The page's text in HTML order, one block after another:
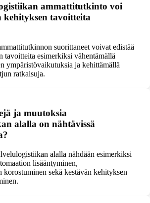
ammattitutkinto voi
kehityksen tavoitteita
suorittaneet voivat edistää
tavoitteita esimerkiksi vähentämällä
ympäristövaikutuksia ja kehittämällä
ratkaisuja.
ja muutoksia
alalla on nähtävissä
alalla nähdään esimerkiksi
lisääntyminen,
korostuminen sekä kestävän kehityksen